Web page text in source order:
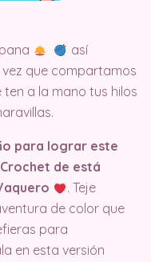
así
que compartamos
ten a la mano tus hilos
para lograr este
de está
. Teje
de color que
para
en esta versión